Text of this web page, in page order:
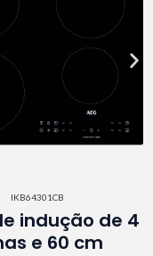
IKB64301CB
indução de 4
e 60 cm